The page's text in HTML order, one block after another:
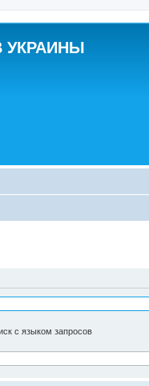
УКРАИНЫ
с языком запросов